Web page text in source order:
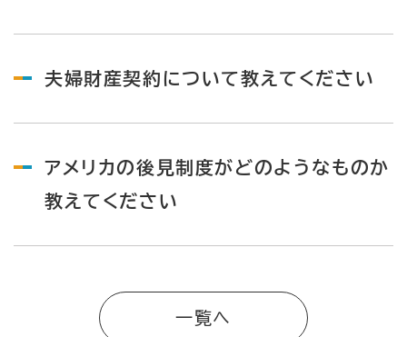
夫婦財産契約について教えてください
アメリカの後見制度がどのようなものか
教えてください
一覧へ